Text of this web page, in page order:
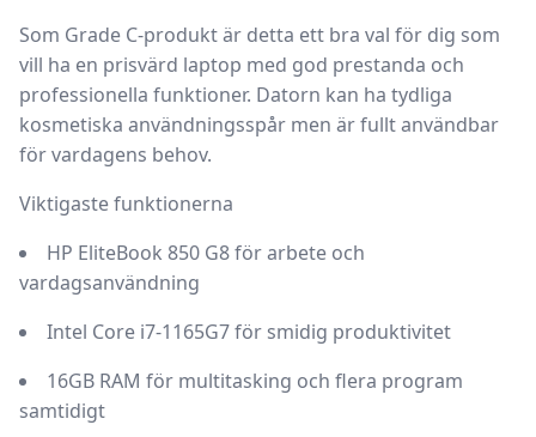
Som Grade C-produkt är detta ett bra val för dig som
vill ha en prisvärd laptop med god prestanda och
professionella funktioner. Datorn kan ha tydliga
kosmetiska användningsspår men är fullt användbar
för vardagens behov.
Viktigaste funktionerna
HP EliteBook 850 G8 för arbete och
vardagsanvändning
Intel Core i7-1165G7 för smidig produktivitet
16GB RAM för multitasking och flera program
samtidigt